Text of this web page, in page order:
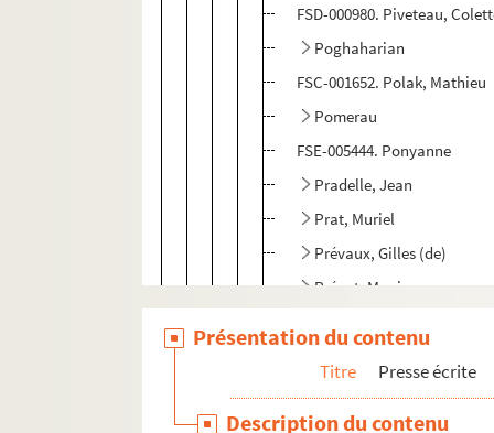
FSD-000980. Piveteau,
Poghaharian
FSC-001652. Polak, Mathieu
Pomerau
FSE-005444. Ponyanne
Pradelle, Jean
Prat, Muriel
Prévaux, Gilles (de)
Prévot, Monique
R
Présentation du contenu
Titre Presse écrite
Description du contenu